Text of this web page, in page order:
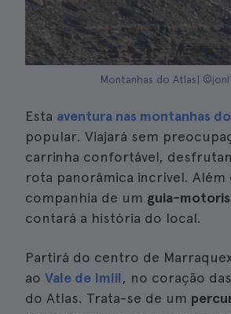
Montanhas do Atlas|
Esta aventura nas montanhas
popular. Viajará sem
carrinha confortável,
rota panorâmica incrível. Além
companhia de um guia-
contará a história do local.
Partirá do centro de
ao Vale de Imlil, no coração
do Atlas. Trata-se de um